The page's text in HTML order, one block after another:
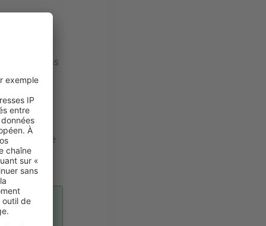
respecter
alors vous
sur
revanche
et